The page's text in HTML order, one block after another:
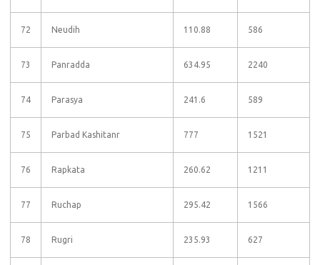
72 Neudih 110.88 586
73 Panradda 634.95 2240
74 Parasya 241.6 589
75 Parbad Kashitanr 777 1521
76 Rapkata 260.62 1211
77 Ruchap 295.42 1566
78 Rugri 235.93 627